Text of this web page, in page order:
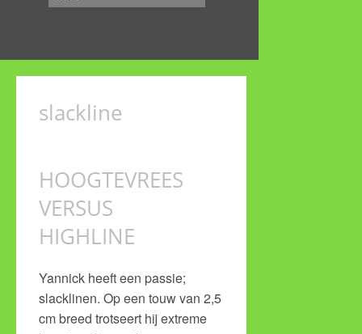
slackline
HOOGTEVREES
VERSUS
HIGHLINE
Yannick heeft een passie;
slacklinen. Op een touw van 2,5
cm breed trotseert hij extreme